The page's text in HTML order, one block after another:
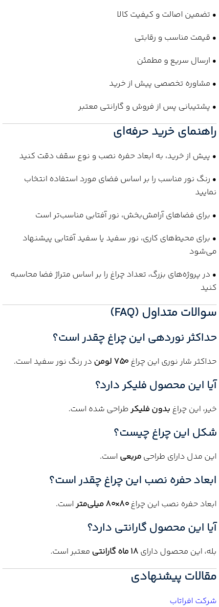
• تضمین اصالت و کیفیت کالا
• قیمت مناسب و رقابتی
• ارسال سریع و مطمئن
• مشاوره تخصصی پیش از خرید
• پشتیبانی پس از فروش و گارانتی معتبر
راهنمای خرید حرفه‌ای
• پیش از خرید، به ابعاد حفره نصب و نوع سقف دقت کنید
• رنگ نور مناسب را بر اساس فضای مورد استفاده انتخاب
نمایید
• برای فضاهای آرامش‌بخش، نور آفتابی مناسب‌تر است
• برای محیط‌های کاری، نور سفید یا سفید آفتابی پیشنهاد
می‌شود
• در پروژه‌های بزرگ، تعداد چراغ را بر اساس متراژ فضا محاسبه
کنید
سوالات متداول (FAQ)
حداکثر نوردهی این چراغ چقدر است؟
حداکثر شار نوری این چراغ750 لومن در رنگ نور سفید است.
آیا این محصول فلیکر دارد؟
خیر، این چراغ بدون فلیکرطراحی شده است.
شکل این چراغ چیست؟
این مدل دارای طراحیمربعی است.
ابعاد حفره نصب این چراغ چقدر است؟
ابعاد حفره نصب این چراغ80×80 میلی‌متر است.
آیا این محصول گارانتی دارد؟
بله، این محصول دارای18 ماه گارانتی معتبر است.
مقالات پیشنهادی
شرکت افراتاب